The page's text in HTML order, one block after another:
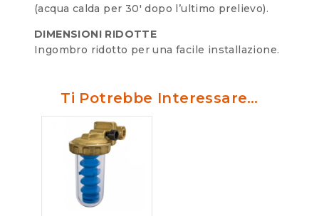
(acqua calda per 30′ dopo l’ultimo prelievo).
DIMENSIONI RIDOTTE
Ingombro ridotto per una facile installazione.
Ti Potrebbe Interessare…